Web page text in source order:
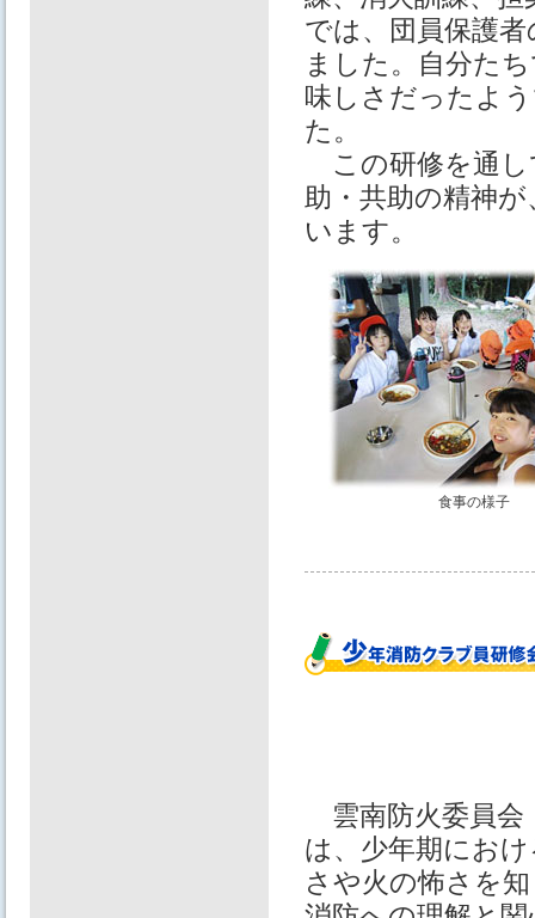
では、団員保護
ました。自分た
味しさだったよ
た。
この研修を通し
助・共助の精神
います。
食事の様子
雲南防火委員会
は、少年期にお
さや火の怖さを